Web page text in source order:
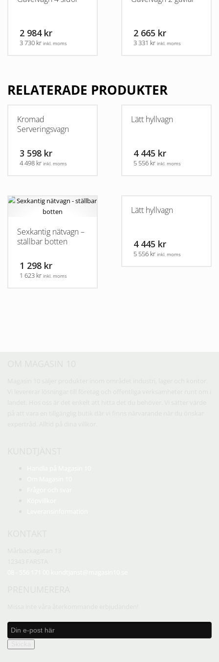
2 984 kr
3 730 kr inkl. moms
2 665 kr
3 331 kr inkl. moms
RELATERADE PRODUKTER
Kromad
Serveringsvagn
3 598 kr
4 498 kr inkl. moms
Lätt hyllvagn
4 445 kr
5 556 kr inkl. moms
Sexkantig nätvagn –
ställbar botten
1 298 kr
1 623 kr inkl. moms
Lätt hyllvagn
4 445 kr
5 556 kr inkl. moms